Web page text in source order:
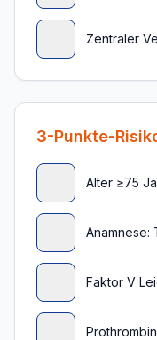
Zentraler
3-Punkte-
Alter ≥75
Anamnese:
Faktor V